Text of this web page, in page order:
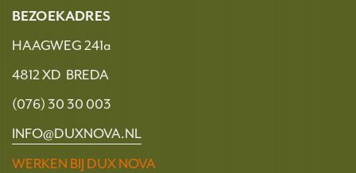
BEZOEKADRES
HAAGWEG 241a
4812 XD BREDA
(076) 30 30 003
INFO@DUXNOVA.NL
WERKEN BIJ DUX NOVA